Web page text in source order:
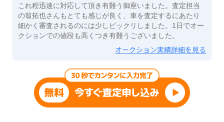
これ程迅速に対応して頂き有難う御座いました。査定担当
の翁拓也さんもとても感じが良く、車を査定するにあたり
細かく審査されるのには少しビックリしました。1日でオー
クションでの値段も高くつき有難うございました。
オークション実績詳細を見る